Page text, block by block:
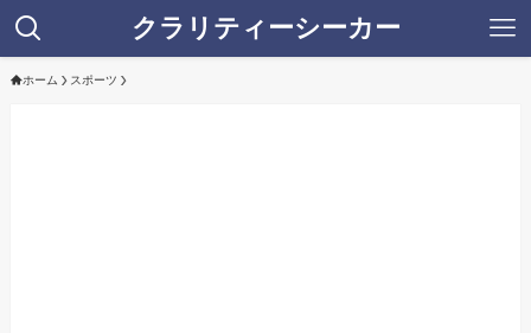
クラリティーシーカー
ホーム スポーツ